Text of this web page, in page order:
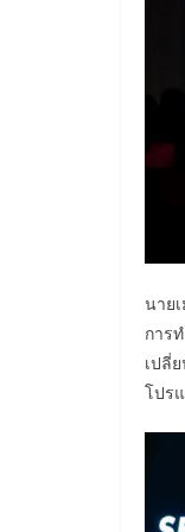
นาย
การ
เปลี่
โปร